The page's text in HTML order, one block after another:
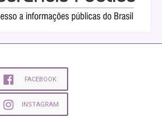
FACEBOOK
INSTAGRAM